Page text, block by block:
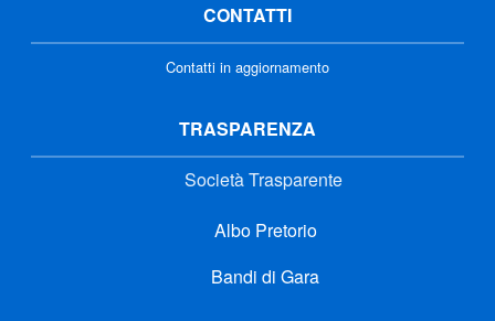
CONTATTI
Contatti in aggiornamento
TRASPARENZA
Società Trasparente
Albo Pretorio
Bandi di Gara